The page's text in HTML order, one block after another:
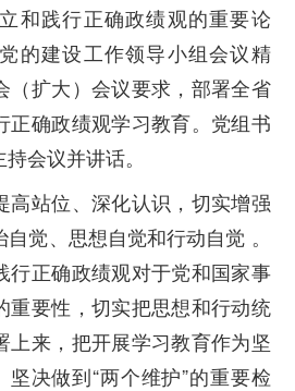
和践行正确政绩观的重要论
的建设工作领导小组会议精
（扩大）会议要求，部署全省
正确政绩观学习教育。党组书
会议并讲话。
高站位、深化认识，切实增强
觉、思想自觉和行动自觉 。
行正确政绩观对于党和国家事
重要性，切实把思想和行动统
上来，把开展学习教育作为坚
坚决做到“两个维护”的重要检